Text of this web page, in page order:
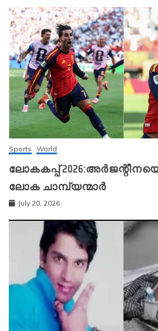
Sports World
ലോകകപ്പ് 2026:അർജന്റീനയെ
ലോക ചാമ്പ്യന്മാർ
July 20, 2026